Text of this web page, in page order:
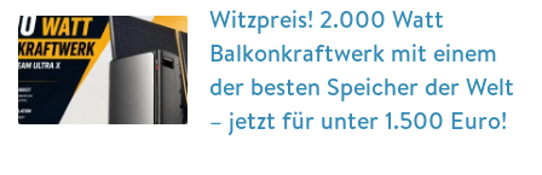
Witzpreis! 2.000 Watt
Balkonkraftwerk mit einem
der besten Speicher der Welt
– jetzt für unter 1.500 Euro!